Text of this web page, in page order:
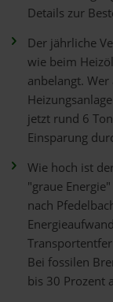
Details zur
Der jährliche
wie beim
anbelangt.
jetzt rund 6
Einsparung
Wie hoch ist
"graue
nach
Bei fossilen
bis 30 Prozent